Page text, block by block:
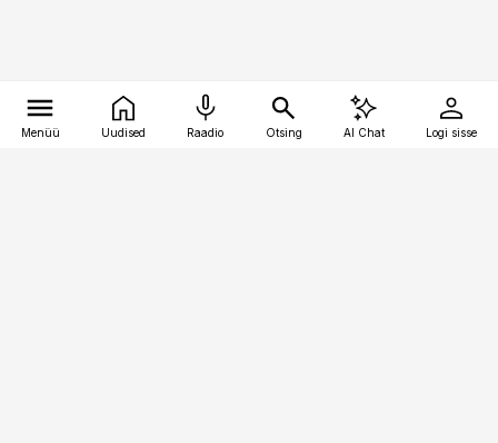
Menüü Uudised Raadio Otsing AI Chat Logi sisse